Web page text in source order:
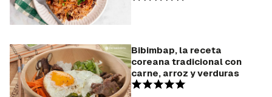
Bibimbap, la receta
coreana tradicional con
carne, arroz y verduras